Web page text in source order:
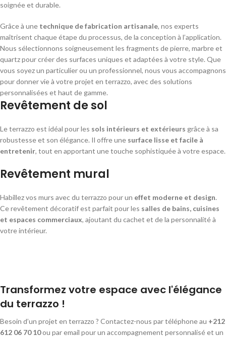
soignée et durable.
Grâce à une technique de fabrication artisanale, nos experts
maîtrisent chaque étape du processus, de la conception à l’application.
Nous sélectionnons soigneusement les fragments de pierre, marbre et
quartz pour créer des surfaces uniques et adaptées à votre style. Que
vous soyez un particulier ou un professionnel, nous vous accompagnons
pour donner vie à votre projet en terrazzo, avec des solutions
personnalisées et haut de gamme.
Revêtement de sol
Le terrazzo est idéal pour les sols intérieurs et extérieurs grâce à sa
robustesse et son élégance. Il offre une surface lisse et facile à
entretenir, tout en apportant une touche sophistiquée à votre espace.
Revêtement mural
Habillez vos murs avec du terrazzo pour un effet moderne et design.
Ce revêtement décoratif est parfait pour les salles de bains, cuisines
et espaces commerciaux, ajoutant du cachet et de la personnalité à
votre intérieur.
Transformez votre espace avec l'élégance
du terrazzo !
Besoin d’un projet en terrazzo ? Contactez-nous par téléphone au +212
612 06 70 10ou par email pour un accompagnement personnalisé et un